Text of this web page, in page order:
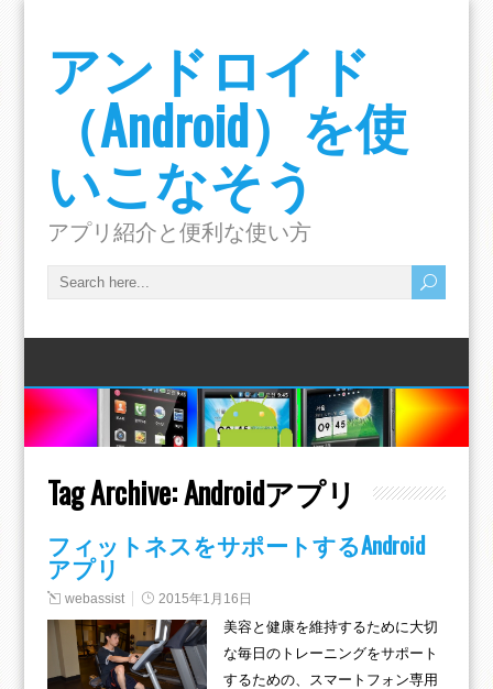
アンドロイド
（Android）を使
いこなそう
アプリ紹介と便利な使い方
Tag Archive:Androidアプリ
フィットネスをサポートするAndroid
アプリ
webassist 2015年1月16日
美容と健康を維持するために大切
な毎日のトレーニングをサポート
するための、スマートフォン専用